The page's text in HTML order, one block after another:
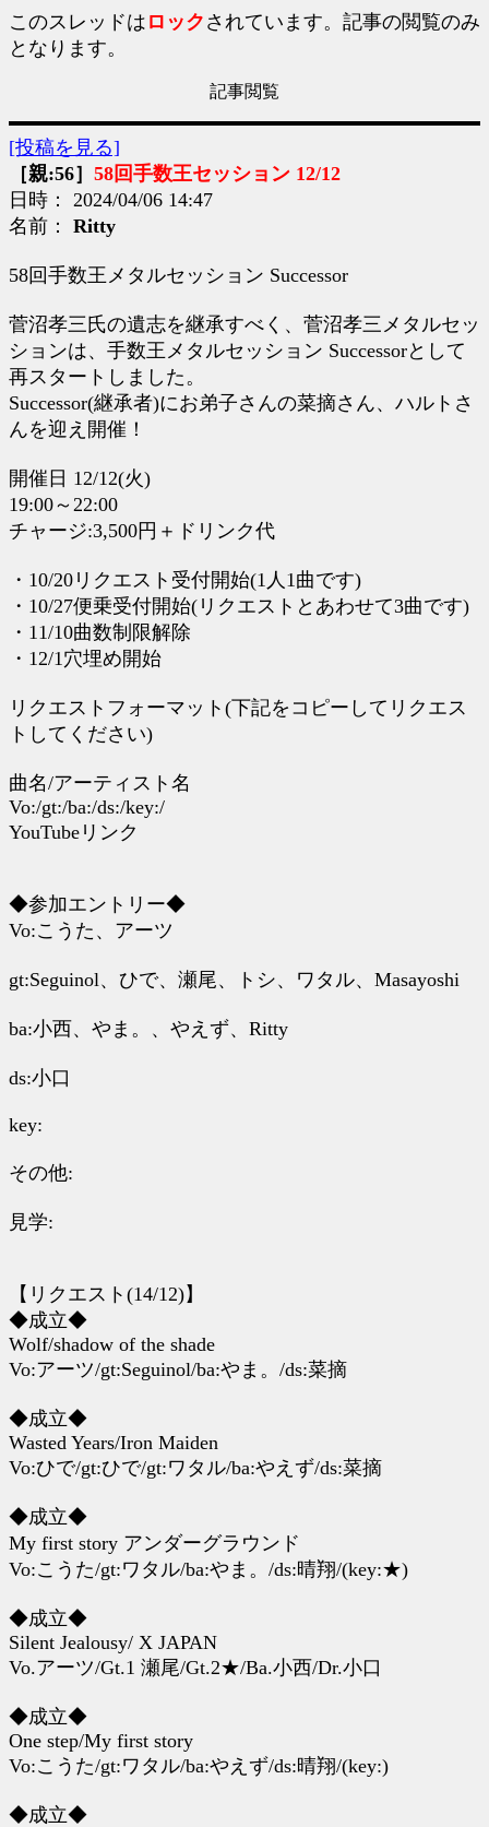
このスレッドは ロック されています。記事の閲覧のみ
となります。
記事閲覧
[投稿を見る]
［親:56］ 58回手数王セッション 12/12
日時： 2024/04/06 14:47
名前： Ritty
58回手数王メタルセッション Successor
菅沼孝三氏の遺志を継承すべく、菅沼孝三メタルセッ
ションは、手数王メタルセッション Successorとして
再スタートしました。
Successor(継承者)にお弟子さんの菜摘さん、ハルトさ
んを迎え開催！
開催日 12/12(火)
19:00～22:00
チャージ:3,500円＋ドリンク代
・10/20リクエスト受付開始(1人1曲です)
・10/27便乗受付開始(リクエストとあわせて3曲です)
・11/10曲数制限解除
・12/1穴埋め開始
リクエストフォーマット(下記をコピーしてリクエス
トしてください)
曲名/アーティスト名
Vo:/gt:/ba:/ds:/key:/
YouTubeリンク
◆参加エントリー◆
Vo:こうた、アーツ
gt:Seguinol、ひで、瀬尾、トシ、ワタル、Masayoshi
ba:小西、やま。、やえず、Ritty
ds:小口
key:
その他:
見学:
【リクエスト(14/12)】
◆成立◆
Wolf/shadow of the shade
Vo:アーツ/gt:Seguinol/ba:やま。/ds:菜摘
◆成立◆
Wasted Years/Iron Maiden
Vo:ひで/gt:ひで/gt:ワタル/ba:やえず/ds:菜摘
◆成立◆
My first story アンダーグラウンド
Vo:こうた/gt:ワタル/ba:やま。/ds:晴翔/(key:★)
◆成立◆
Silent Jealousy/ X JAPAN
Vo.アーツ/Gt.1 瀬尾/Gt.2★/Ba.小西/Dr.小口
◆成立◆
One step/My first story
Vo:こうた/gt:ワタル/ba:やえず/ds:晴翔/(key:)
◆成立◆